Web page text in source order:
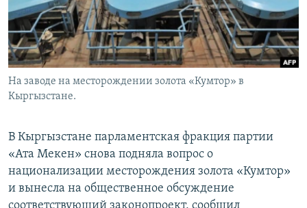
На заводе на месторождении золота «Кумтор» в
Кыргызстане.
В Кыргызстане парламентская фракция партии
«Ата Мекен» снова подняла вопрос о
национализации месторождения золота «Кумтор»
и вынесла на общественное обсуждение